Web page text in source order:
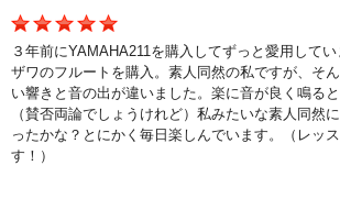
３年前にYAMAHA211を購入してずっと愛用して
ザワのフルートを購入。素人同然の私ですが、そ
い響きと音の出が違いました。楽に音が良く鳴ると
（賛否両論でしょうけれど）私みたいな素人同然
ったかな？とにかく毎日楽しんでいます。（レッ
す！）
リガチャー＆キャップ
ストラップ